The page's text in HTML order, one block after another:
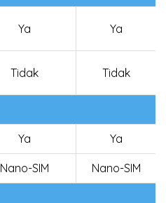
Ya Ya
Tidak Tidak
Ya Ya
Nano-SIM Nano-SIM